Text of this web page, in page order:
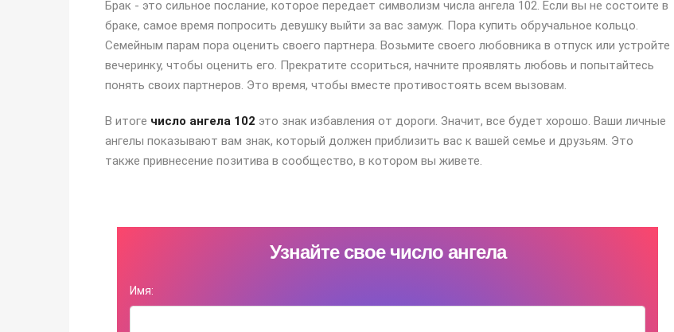
Брак - это сильное послание, которое передает символизм числа ангела 102. Если вы не состоите в
браке, самое время попросить девушку выйти за вас замуж. Пора купить обручальное кольцо.
Семейным парам пора оценить своего партнера. Возьмите своего любовника в отпуск или устройте
вечеринку, чтобы оценить его. Прекратите ссориться, начните проявлять любовь и попытайтесь
понять своих партнеров. Это время, чтобы вместе противостоять всем вызовам.
В итоге число ангела 102 это знак избавления от дороги. Значит, все будет хорошо. Ваши личные
ангелы показывают вам знак, который должен приблизить вас к вашей семье и друзьям. Это
также привнесение позитива в сообщество, в котором вы живете.
Узнайте свое число ангела
Имя: